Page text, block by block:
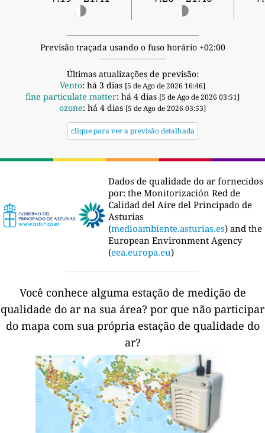
Previsão traçada usando o fuso horário +02:00
Últimas atualizações de previsão:
Vento: há 3 dias [5 de Ago de 2026 16:46]
fine particulate matter: há 4 dias [5 de Ago de 2026 03:51]
ozone: há 4 dias [5 de Ago de 2026 03:53]
clique para ver a previsão detalhada
Dados de qualidade do ar fornecidos
por: the Monitorización Red de
Calidad del Aire del Principado de
Asturias
(medioambiente.asturias.es) and the
European Environment Agency
(eea.europa.eu)
Você conhece alguma estação de medição de
qualidade do ar na sua área? por que não participar
do mapa com sua própria estação de qualidade do
ar?